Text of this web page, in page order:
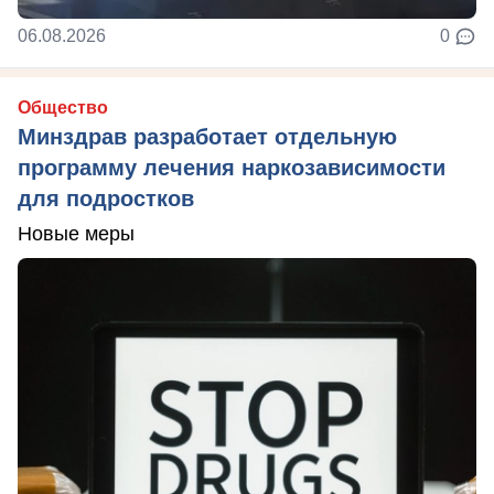
06.08.2026 0
Общество
Минздрав разработает отдельную
программу лечения наркозависимости
для подростков
Новые меры